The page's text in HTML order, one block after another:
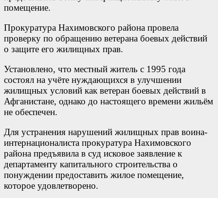
помещение.
Прокуратура Нахимовского района провела
проверку по обращению ветерана боевых действий
о защите его жилищных прав.
Установлено, что местный житель c 1995 года
состоял на учёте нуждающихся в улучшении
жилищных условий как ветеран боевых действий в
Афганистане, однако до настоящего времени жильём
не обеспечен.
Для устранения нарушений жилищных прав воина-
интернационалиста прокуратура Нахимовского
района предъявила в суд исковое заявление к
департаменту капитального строительства о
понуждении предоставить жилое помещение,
которое удовлетворено.